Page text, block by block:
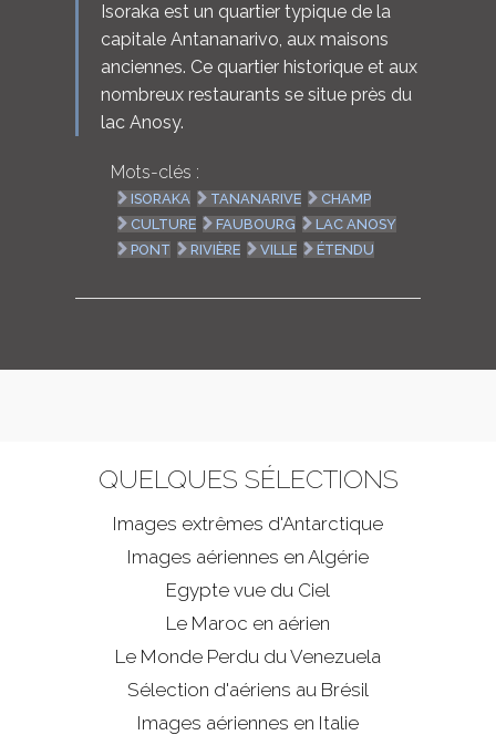
Isoraka est un quartier typique de la
capitale Antananarivo, aux maisons
anciennes. Ce quartier historique et aux
nombreux restaurants se situe près du
lac Anosy.
Mots-clés :
ISORAKA TANANARIVE
CHAMP
CULTURE
FAUBOURG
LAC ANOSY
PONT
RIVIÈRE VILLE ÉTENDU
QUELQUES SÉLECTIONS
Images extrêmes d'Antarctique
Images aériennes en Algérie
Egypte vue du Ciel
Le Maroc en aérien
Le Monde Perdu du Venezuela
Sélection d'aériens au Brésil
Images aériennes en Italie